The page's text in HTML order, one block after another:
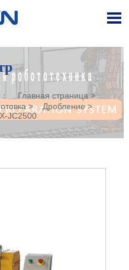

Главная страница >
> Дробление>
JC2500